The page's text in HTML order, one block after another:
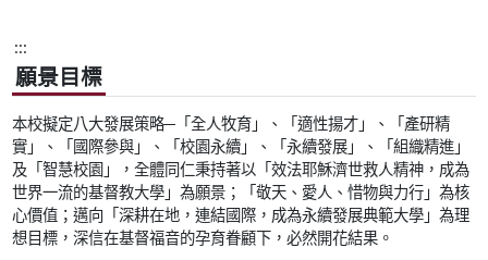
:::
願景目標
本校擬定八大發展策略─「全人牧育」、「適性揚才」、「產研精
實」、「國際參與」、「校園永續」、「永續發展」、「組織精進」
及「智慧校園」，全體同仁秉持著以「效法耶穌濟世救人精神，成為
世界一流的基督教大學」為願景；「敬天、愛人、惜物與力行」為核
心價值；邁向「深耕在地，連結國際，成為永續發展典範大學」為理
想目標，深信在基督福音的孕育眷顧下，必然開花結果。